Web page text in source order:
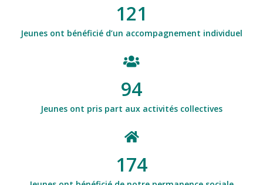
121
Jeunes ont bénéficié d’un accompagnement individuel
94
Jeunes ont pris part aux activités collectives
174